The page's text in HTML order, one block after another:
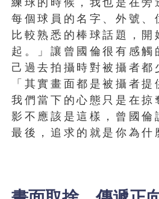
練球的時候，我也是在旁
每個球員的名字、外號、
比較熟悉的棒球話題，開
起。」讓曾國倫很有感觸
己過去拍攝時對被攝者都
「其實畫面都是被攝者
我們當下的心態只是在掠
影不應該是這樣，曾國倫
最後，追求的就是你為什